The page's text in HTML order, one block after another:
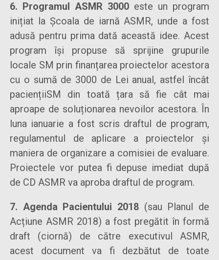
6. Programul ASMR 3000 este un program
inițiat la Școala de iarnă ASMR, unde a fost
adusă pentru prima dată această idee. Acest
program își propuse să sprijine grupurile
locale SM prin finanțarea proiectelor acestora
cu o sumă de 3000 de Lei anual, astfel încât
paciențiiSM din toată țara să fie cât mai
aproape de soluționarea nevoilor acestora. În
luna ianuarie a fost scris draftul de program,
regulamentul de aplicare a proiectelor și
maniera de organizare a comisiei de evaluare.
Proiectele vor putea fi depuse imediat după
de CD ASMR va aproba draftul de program.
7. Agenda Pacientului 2018 (sau Planul de
Acțiune ASMR 2018) a fost pregătit în formă
draft (ciornă) de către executivul ASMR,
acest document va fi dezbătut de toate